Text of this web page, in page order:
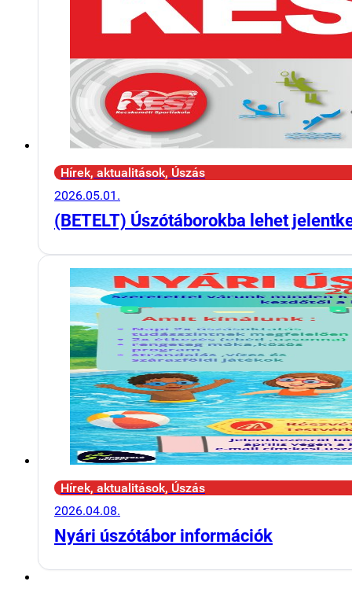
Hírek, aktualitások, Úszás
2026.05.01.
(BETELT) Úszótáborokba lehet
Hírek, aktualitások, Úszás
2026.04.08.
Nyári úszótábor információk